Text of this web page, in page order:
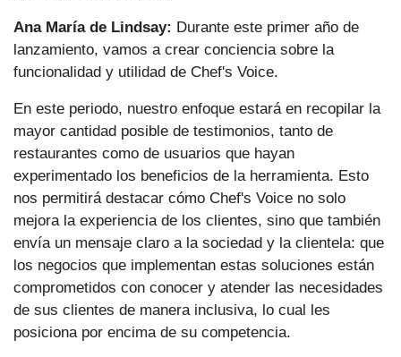
Ana María de Lindsay: Durante este primer año de
lanzamiento, vamos a crear conciencia sobre la
funcionalidad y utilidad de Chef's Voice.
En este periodo, nuestro enfoque estará en recopilar la
mayor cantidad posible de testimonios, tanto de
restaurantes como de usuarios que hayan
experimentado los beneficios de la herramienta. Esto
nos permitirá destacar cómo Chef's Voice no solo
mejora la experiencia de los clientes, sino que también
envía un mensaje claro a la sociedad y la clientela: que
los negocios que implementan estas soluciones están
comprometidos con conocer y atender las necesidades
de sus clientes de manera inclusiva, lo cual les
posiciona por encima de su competencia.